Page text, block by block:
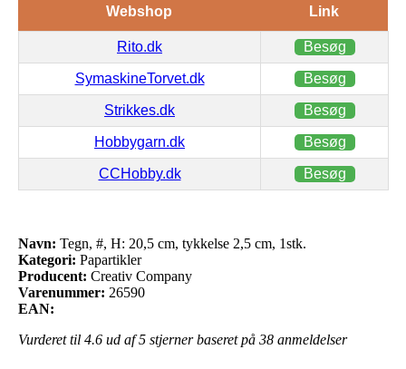
Webshop Link
Rito.dk Besøg
SymaskineTorvet.dk Besøg
Strikkes.dk Besøg
Hobbygarn.dk Besøg
CCHobby.dk Besøg
Navn: Tegn, #, H: 20,5 cm, tykkelse 2,5 cm, 1stk.
Kategori: Papartikler
Producent: Creativ Company
Varenummer: 26590
EAN:
Vurderet til 4.6 ud af 5 stjerner baseret på 38 anmeldelser